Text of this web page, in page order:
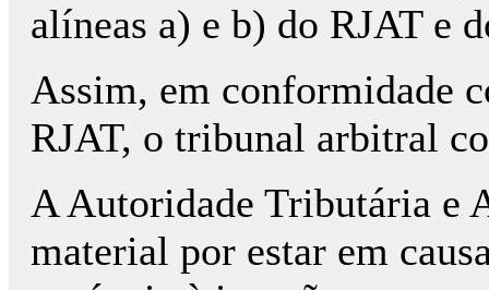
alíneas a) e b) do RJAT e
Assim, em conformidade
RJAT, o tribunal arbitral
A Autoridade Tributária e
material por estar em